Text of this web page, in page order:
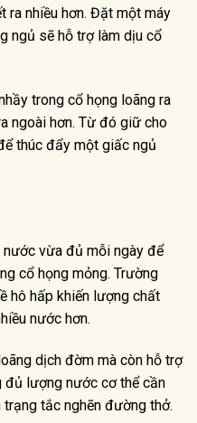
ra nhiều hơn. Đặt một máy
ngủ sẽ hỗ trợ làm dịu cổ
trong cổ họng loãng ra
ngoài hơn. Từ đó giữ cho
thúc đẩy một giấc ngủ
vừa đủ mỗi ngày để
cổ họng mỏng. Trường
hô hấp khiến lượng chất
nước hơn.
dịch đờm mà còn hỗ trợ
đủ lượng nước cơ thể cần
tắc nghẽn đường thở.